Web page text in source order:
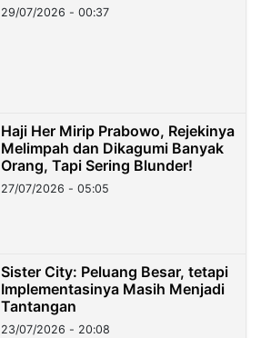
29/07/2026 - 00:37
Haji Her Mirip Prabowo, Rejekinya
Melimpah dan Dikagumi Banyak
Orang, Tapi Sering Blunder!
27/07/2026 - 05:05
Sister City: Peluang Besar, tetapi
Implementasinya Masih Menjadi
Tantangan
23/07/2026 - 20:08